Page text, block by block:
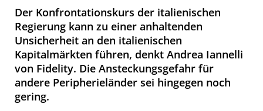
Der Konfrontationskurs der italienischen
Regierung kann zu einer anhaltenden
Unsicherheit an den italienischen
Kapitalmärkten führen, denkt Andrea Iannelli
von Fidelity. Die Ansteckungsgefahr für
andere Peripherieländer sei hingegen noch
gering.